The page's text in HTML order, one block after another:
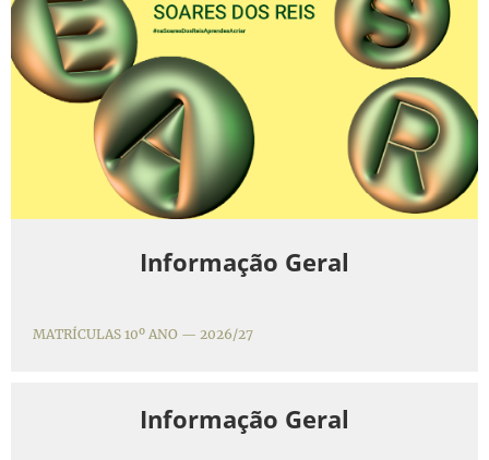
Informação Geral
MATRÍCULAS 10º ANO — 2026/27
Informação Geral